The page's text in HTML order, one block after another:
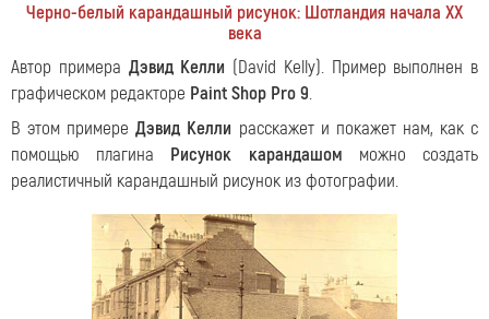
Черно-белый карандашный рисунок: Шотландия начала XX
века
Автор примера Дэвид Келли (David Kelly). Пример выполнен в
графическом редакторе Paint Shop Pro 9.
В этом примереДэвид Келли расскажет и покажет нам, как с
помощью плагина Рисунок карандашом можно создать
реалистичный карандашный рисунок из фотографии.